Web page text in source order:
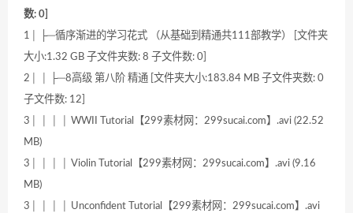
数: 0]
1│ ├─循序渐进的学习花式 （从基础到精通共111部教学） [文件夹
大小:1.32 GB 子文件夹数: 8 子文件数: 0]
2│ │ ├─8高级 第八阶 精通 [文件夹大小:183.84 MB 子文件夹数: 0
子文件数: 12]
3│ │ │ │ WWII Tutorial【299素材网：299sucai.com】.avi (22.52
MB)
3│ │ │ │ Violin Tutorial【299素材网：299sucai.com】.avi (9.16
MB)
3│ │ │ │ Unconfident Tutorial【299素材网：299sucai.com】.avi